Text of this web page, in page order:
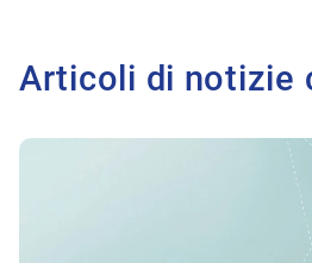
Articoli di notizie
All'articolo La vostra opinione